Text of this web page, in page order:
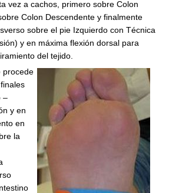
vez a cachos, primero sobre Colon
Colon Descendente y finalmente
sobre el pie Izquierdo con Técnica
y en máxima flexión dorsal para
del tejido.
procede
–
y en
en
la